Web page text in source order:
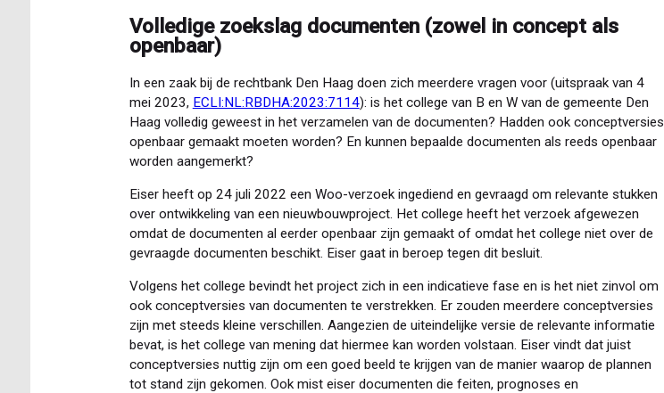
Volledige zoekslag documenten (zowel in concept als
openbaar)
In een zaak bij de rechtbank Den Haag doen zich meerdere vragen voor (uitspraak van 4
mei 2023, ECLI:NL:RBDHA:2023:7114): is het college van B en W van de gemeente Den
Haag volledig geweest in het verzamelen van de documenten? Hadden ook conceptversies
openbaar gemaakt moeten worden? En kunnen bepaalde documenten als reeds openbaar
worden aangemerkt?
Eiser heeft op 24 juli 2022 een Woo-verzoek ingediend en gevraagd om relevante stukken
over ontwikkeling van een nieuwbouwproject. Het college heeft het verzoek afgewezen
omdat de documenten al eerder openbaar zijn gemaakt of omdat het college niet over de
gevraagde documenten beschikt. Eiser gaat in beroep tegen dit besluit.
Volgens het college bevindt het project zich in een indicatieve fase en is het niet zinvol om
ook conceptversies van documenten te verstrekken. Er zouden meerdere conceptversies
zijn met steeds kleine verschillen. Aangezien de uiteindelijke versie de relevante informatie
bevat, is het college van mening dat hiermee kan worden volstaan. Eiser vindt dat juist
conceptversies nuttig zijn om een goed beeld te krijgen van de manier waarop de plannen
tot stand zijn gekomen. Ook mist eiser documenten die feiten, prognoses en